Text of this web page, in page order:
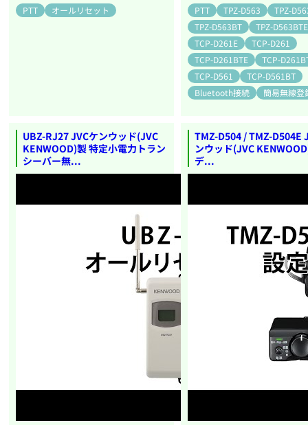
PTT オールリセット PTT TPZ-D563
TPZ-
TPZ-D563BT
TPZ-D563BTE
TCP-D261E
TCP-D261
TCP-D261BTE
TCP-
TCP-D561
TCP-D561BT
Bluetooth接続
簡易無線登
UBZ-RJ27 JVCケンウッド(JVC
KENWOOD)製 特定小電力トラン
シーバー無...
TMZ-D504 / TMZ-D504E
ンウッド(JVC
デ...